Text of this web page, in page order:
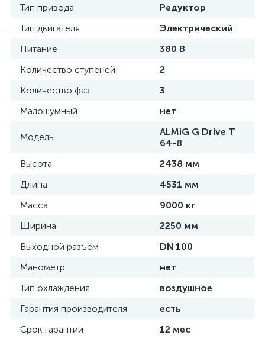
Тип привода
Редуктор
Тип двигателя
Электрический
Питание
380 В
Количество ступеней
2
Количество фаз
3
Малошумный
нет
Модель
ALMiG G Drive T
64-8
Высота
2438 мм
Длина
4531 мм
Масса
9000 кг
Ширина
2250 мм
Выходной разъём
DN 100
Манометр
нет
Тип охлаждения
воздушное
Гарантия производителя
есть
Срок гарантии
12 мес